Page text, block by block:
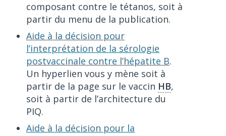
composant contre le tétanos, soit à
partir du menu de la publication.
Aide à la décision pour
l’interprétation de la sérologie
postvaccinale contre l’hépatite B.
Un hyperlien vous y mène soit à
partir de la page sur le vaccin HB,
soit à partir de l’architecture du
PIQ.
Aide à la décision pour la